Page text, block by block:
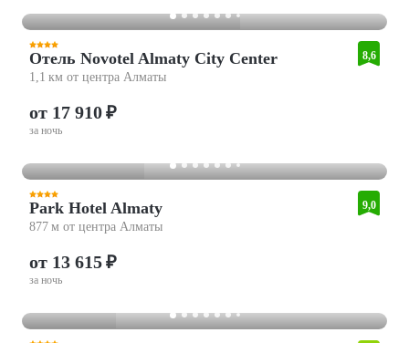
Отель Novotel Almaty City Center
1,1 км от центра Алматы
8,6
от 17 910 ₽
за ночь
Park Hotel Almaty
877 м от центра Алматы
9,0
от 13 615 ₽
за ночь